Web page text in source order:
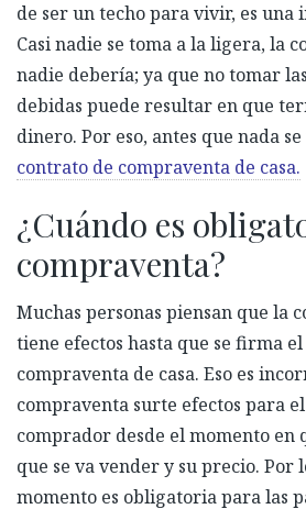
de ser un techo para vivir, es una
Casi nadie se toma a la ligera, la
nadie debería; ya que no tomar
debidas puede resultar en que
dinero. Por eso, antes que nada
contrato de compraventa de casa.
¿Cuándo es
compraventa?
Muchas personas piensan que la
tiene efectos hasta que se firma
compraventa de casa. Eso es
compraventa surte efectos para
comprador desde el momento en
que se va vender y su precio. Por
momento es obligatoria para las